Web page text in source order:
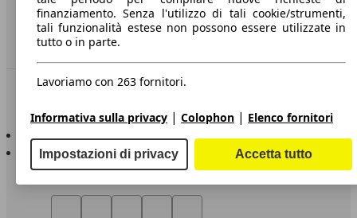
Servizi
Area rivenditori
Sempre con te
AutoScout24 per Android
finanziamento. Senza l'utilizzo di tali cookie/strumenti,
tali funzionalità estese non possono essere utilizzate in
tutto o in parte.
Lavoriamo con 263 fornitori.
Informativa sulla privacy | Colophon | Elenco fornitori
Impostazioni di privacy Accetta tutto